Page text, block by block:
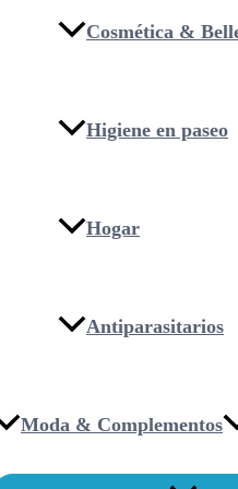
Cosmética &
Higiene en paseo
Hogar
Antiparasitarios
Moda & Complementos